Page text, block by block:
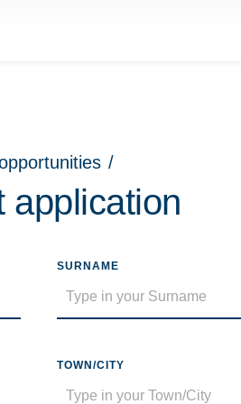
/
application
SURNAME
TOWN/CITY